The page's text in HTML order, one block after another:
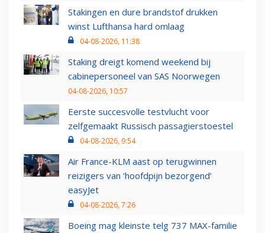
Stakingen en dure brandstof drukken
winst Lufthansa hard omlaag
04-08-2026, 11:38
Staking dreigt komend weekend bij
cabinepersoneel van SAS Noorwegen
04-08-2026, 10:57
Eerste succesvolle testvlucht voor
zelfgemaakt Russisch passagierstoestel
04-08-2026, 9:54
Air France-KLM aast op terugwinnen
reizigers van ‘hoofdpijn bezorgend’
easyJet
04-08-2026, 7:26
Boeing mag kleinste telg 737 MAX-familie